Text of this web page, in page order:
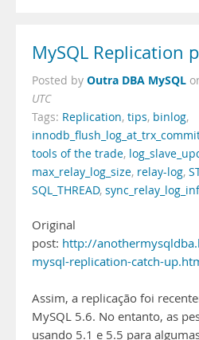
MySQL Replication
Posted by Outra DBA MySQL
UTC
Tags: Replication, tips, binlog,
tools of the trade,
max_relay_log_size, relay-log,
SQL_THREAD,
Original
post: http://
mysql-replication-catch-
Assim, a replicação foi
MySQL 5.6. No entanto, as
usando 5.1 e 5.5 para